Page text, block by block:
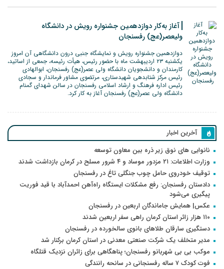
آغاز به‌کار دوازدهمین جشنواره رویش در دانشگاه
ولیعصر(عج) رفسنجان
دوازدهمین جشنواره رویش و نمایشگاه جنبی درون‌ دانشگاهی آن امروز
یکشنبه ۲۳ اردیبهشت ماه با حضور رئیس، هیأت رئیسه، جمعی از اساتید،
کارمندان و دانشجویان دانشگاه ولی عصر(عج) رفسنجان، ابوالهادی
رئیس مرکز شتابدهی شهیدستاری، مرتضوی مشاور فرماندار و سجادی
رئیس اداره فرهنگ و ارشاد اسلامی رفسنجان در سالن شهدای گمنام
دانشگاه ولی عصر(عج) رفسنجان آغاز به کار کرد.
آخرین اخبار
نانوایی های نوق زیر ذره بین معاون توسعه
وزارت اطلاعات: ۲۱ مزدور موساد و ۴ شرور مسلح در کرمان بازداشت شدند
توقیف خودروی حامل چوب جنگلی تاغ در رفسنجان
دادستان رفسنجان: رفع مشکلات ایستگاه راه‌آهن احمدآباد با قید فوریت
پیگیری می‌شود
عکس| همایش جاماندگان اربعین در رفسنجان
۱۱۰ هزار زائر استان کرمان راهی سفر اربعین شدند
دستگیری سارقان طلاهای بانوی سالخورده در رفسنجان
مدیر متخلف یک شرکت صنعتی معدنی در استان کرمان برکنار شد
موکب بی بی شهربانو رفسنجان؛ پناهگاهی برای زائران نزدیک قتلگاه
فوت کودک ۷ ساله رفسنجانی در سانحه رانندگی